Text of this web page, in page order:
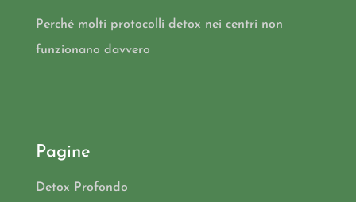
Perché molti protocolli detox nei centri non
funzionano davvero
Pagine
Detox Profondo